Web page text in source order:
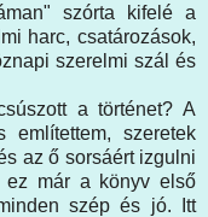
szórta kifelé a
harc, csatározások,
szerelmi szál és
a történet? A
említettem, szeretek
az ő sorsáért izgulni
ez már a könyv első
szép és jó. Itt